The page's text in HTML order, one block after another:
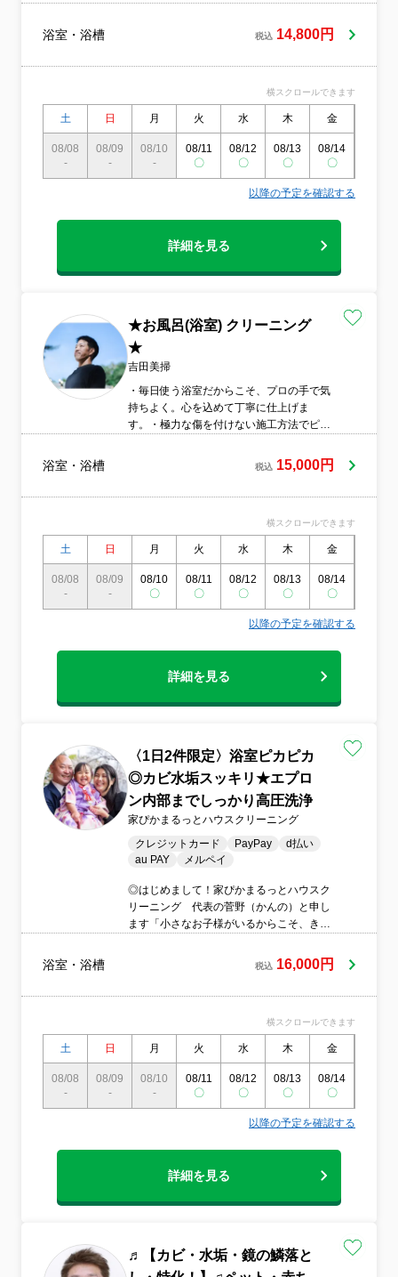
る。お風呂は昨日、今日、明日という未来
を一瞬にして味わうことのできる唯一の場
るお風呂。お風呂は湯垢、皮脂、カルキ等
の汚れがあってはなりません。明るく常に
明日へのエネルギーを醸し出してくれる場
所、空間だからです。
浴室・浴槽 税込 14,800円
横スクロールできます
土 日 月 火 水 木 金
08/08
-
08/09
-
08/10
-
08/11
〇
08/12
〇
08/13
〇
08/14
〇
以降の予定を確認する
詳細を見る
★お風呂(浴室) クリーニング
★
吉田美掃
・毎日使う浴室だからこそ、プロの手で気
持ちよく。心を込めて丁寧に仕上げま
す。・極力な傷を付けない施工方法でピカ
ぜひ一度ご相談ください。・お客様に「頼
んでよかった」と思っていただける仕上が
ております。・面倒な浴室掃除は私たちに
お任せください。・清潔で快適なバスタイ
浴室・浴槽 税込 15,000円
横スクロールできます
土 日 月 火 水 木 金
08/08
-
08/09
-
08/10
〇
08/11
〇
08/12
〇
08/13
〇
08/14
〇
以降の予定を確認する
詳細を見る
〈1日2件限定〉浴室ピカピカ
◎カビ水垢スッキリ★エプロ
ン内部までしっかり高圧洗浄
家ぴかまるっとハウスクリーニング
クレジットカード
PayPay
d払い
au PAY
メルペイ
◎はじめまして！家ぴかまるっとハウスク
リーニング 代表の菅野（かんの）と申し
ます「小さなお子様がいるからこそ、きれ
客様が無理をせず、安心して頼める存在で
ありたい」そんな気持ちを持って、日々の
つひとつ丁寧に、誠実に対応することを信
条としています。家ぴかまるっとハウスク
技術で隅々までピカピカ！経験豊富なスタ
ッフが、手の届きにくい場所や細かな部分
まで丁寧にお掃除。プロの仕上がりをぜひ
実感してください！② 安心・安全なエコ洗
がいるご家庭でも安心してご利用いただけ
を全力でサポートします！④ 面倒な掃除、
まるっとおまかせ！手間と時間のかかるお
浴室・浴槽 税込 16,000円
横スクロールできます
土 日 月 火 水 木 金
08/08
-
08/09
-
08/10
-
08/11
〇
08/12
〇
08/13
〇
08/14
〇
以降の予定を確認する
詳細を見る
♬【カビ・水垢・鏡の鱗落と